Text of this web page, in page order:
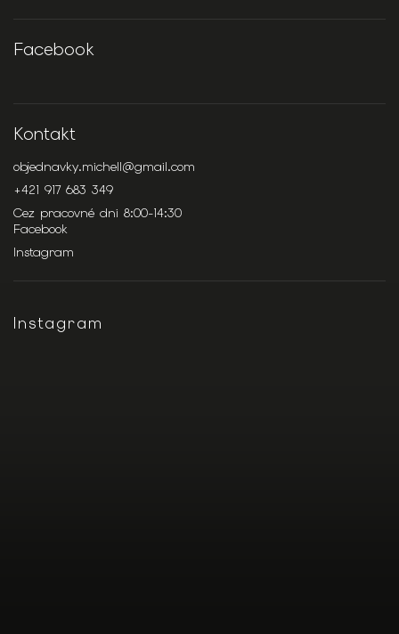
Facebook
Kontakt
objednavky.michell@gmail.com
+421 917 683 349
Cez pracovné dni 8:00-14:30
Facebook
Instagram
Instagram